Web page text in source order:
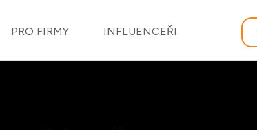
PRO FIRMY INFLUENCEŘI